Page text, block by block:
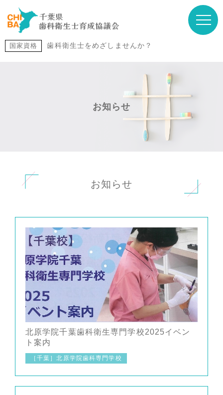
国家資格 歯科衛生士をめざしませんか？
お知らせ
お知らせ
北原学院千葉歯科衛生専門学校2025イベン
ト案内
［千葉］北原学院歯科専門学校